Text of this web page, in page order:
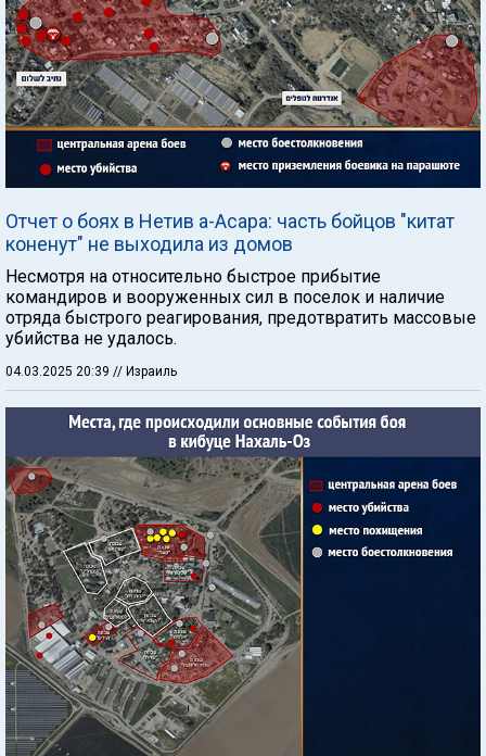
Отчет о боях в Нетив а-Асара: часть бойцов "китат
коненут" не выходила из домов
Несмотря на относительно быстрое прибытие
командиров и вооруженных сил в поселок и наличие
отряда быстрого реагирования, предотвратить массовые
убийства не удалось.
04.03.2025 20:39 // Израиль